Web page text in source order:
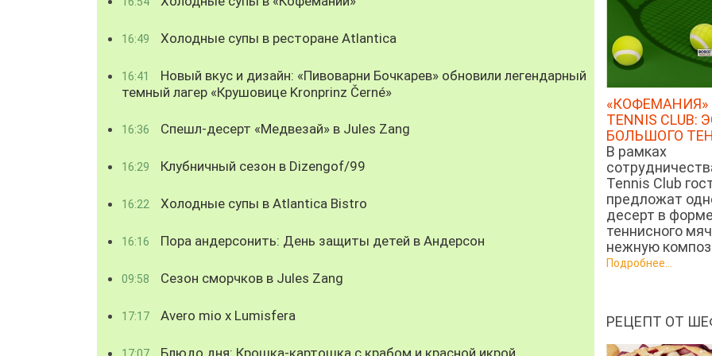
16:49 Холодные супы в ресторане Atlantica
16:41
Новый вкус и дизайн: «Пивоварни Бочкарев» обновили легендарный
темный лагер «Крушовице Kronprinz Černé»
16:36 Спешл-десерт «Медвезай» в Jules Zang
16:29 Клубничный сезон в Dizengof/99
16:22 Холодные супы в Atlantica Bistro
16:16 Пора андерсонить: День защиты детей в Андерсон
09:58 Сезон сморчков в Jules Zang
17:17 Avero mio x Lumisfera
Блюдо дня: Крошка-картошка с крабом и красной икрой
«КОФЕМАНИЯ»
TENNIS CLUB:
БОЛЬШОГО
В рамках
Tennis Club
предложат
десерт в форме
теннисного
нежную
Подробнее...
РЕЦЕПТ ОТ